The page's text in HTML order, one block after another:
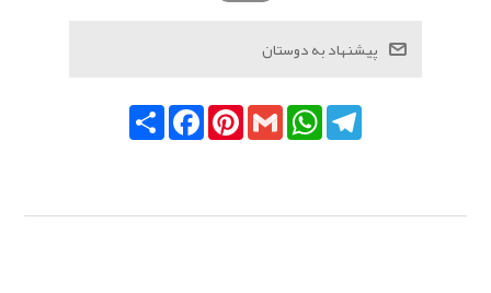
اشتراکFacebookPinterestGmail
WhatsAppTelegram